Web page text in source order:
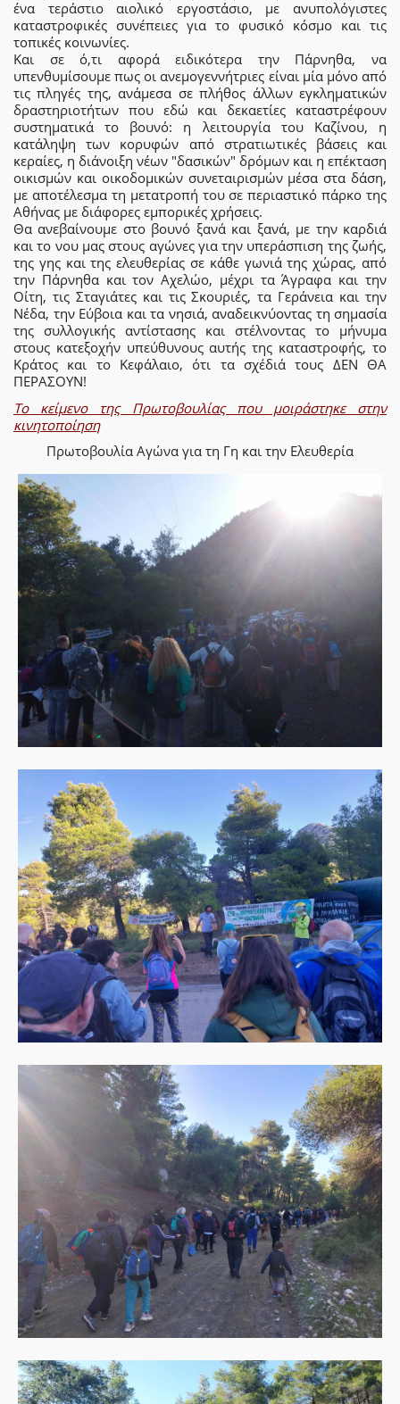
ένα τεράστιο αιολικό εργοστάσιο, με ανυπολόγιστες
καταστροφικές συνέπειες για το φυσικό κόσμο και τις
τοπικές κοινωνίες.
Και σε ό,τι αφορά ειδικότερα την Πάρνηθα, να
υπενθυμίσουμε πως οι ανεμογεννήτριες είναι μία μόνο από
τις πληγές της, ανάμεσα σε πλήθος άλλων εγκληματικών
δραστηριοτήτων που εδώ και δεκαετίες καταστρέφουν
συστηματικά το βουνό: η λειτουργία του Καζίνου, η
κατάληψη των κορυφών από στρατιωτικές βάσεις και
κεραίες, η διάνοιξη νέων "δασικών" δρόμων και η επέκταση
οικισμών και οικοδομικών συνεταιρισμών μέσα στα δάση,
με αποτέλεσμα τη μετατροπή του σε περιαστικό πάρκο της
Αθήνας με διάφορες εμπορικές χρήσεις.
Θα ανεβαίνουμε στο βουνό ξανά και ξανά, με την καρδιά
και το νου μας στους αγώνες για την υπεράσπιση της ζωής,
της γης και της ελευθερίας σε κάθε γωνιά της χώρας, από
την Πάρνηθα και τον Αχελώο, μέχρι τα Άγραφα και την
Οίτη, τις Σταγιάτες και τις Σκουριές, τα Γεράνεια και την
Νέδα, την Εύβοια και τα νησιά, αναδεικνύοντας τη σημασία
της συλλογικής αντίστασης και στέλνοντας το μήνυμα
στους κατεξοχήν υπεύθυνους αυτής της καταστροφής, το
Κράτος και το Κεφάλαιο, ότι τα σχέδιά τους ΔΕΝ ΘΑ
ΠΕΡΑΣΟΥΝ!
Το κείμενο της Πρωτοβουλίας που μοιράστηκε στην
κινητοποίηση
Πρωτοβουλία Αγώνα για τη Γη και την Ελευθερία